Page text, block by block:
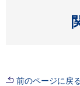
前のページに戻